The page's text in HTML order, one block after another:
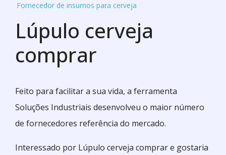
Fornecedor de insumos para cerveja
Lúpulo cerveja
comprar
Feito para facilitar a sua vida, a ferramenta
Soluções Industriais desenvolveu o maior número
de fornecedores referência do mercado.
Interessado por Lúpulo cerveja comprar e gostaria